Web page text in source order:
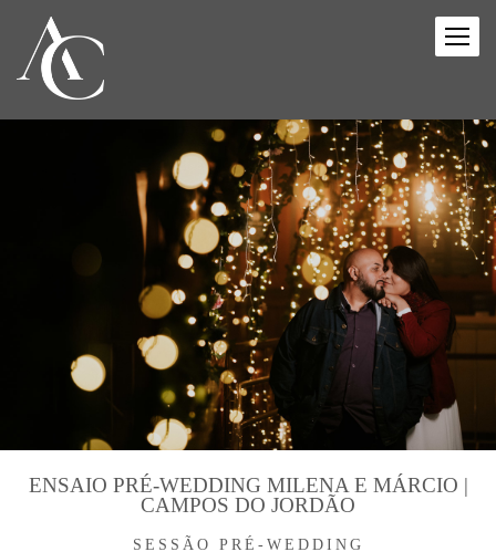
SESSÃO PRÉ-WEDDING
ENSAIO PRÉ-WEDDING MILENA E MÁRCIO |
CAMPOS DO JORDÃO